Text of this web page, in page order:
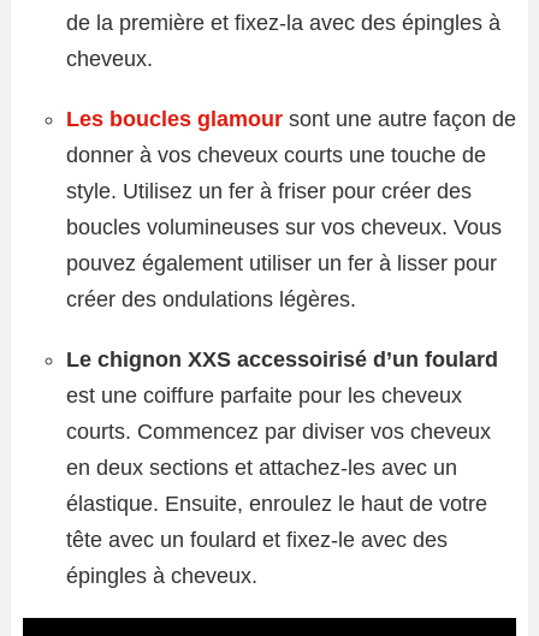
de la première et fixez-la avec des épingles à
cheveux.
Les boucles glamour sont une autre façon de
donner à vos cheveux courts une touche de
style. Utilisez un fer à friser pour créer des
boucles volumineuses sur vos cheveux. Vous
pouvez également utiliser un fer à lisser pour
créer des ondulations légères.
Le chignon XXS accessoirisé d’un foulard
est une coiffure parfaite pour les cheveux
courts. Commencez par diviser vos cheveux
en deux sections et attachez-les avec un
élastique. Ensuite, enroulez le haut de votre
tête avec un foulard et fixez-le avec des
épingles à cheveux.